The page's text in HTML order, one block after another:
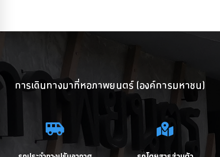
การเดินทางมาที่หอภาพยนตร์ (องค์การมหาชน)